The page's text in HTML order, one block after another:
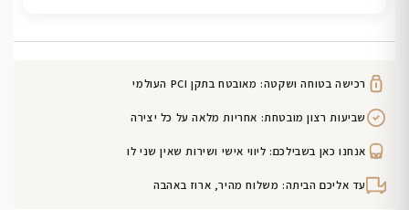
רכישה בטוחה ושקטה: מאובטח בתקן PCI העולמי
שביעות רצון מובטחת: אחריות מלאה על כל יצירה
אנחנו כאן בשבילכם: ליווי אישי ושירות שאין שני לו
עד אליכם הביתה: משלוח מהיר, ארוז באהבה